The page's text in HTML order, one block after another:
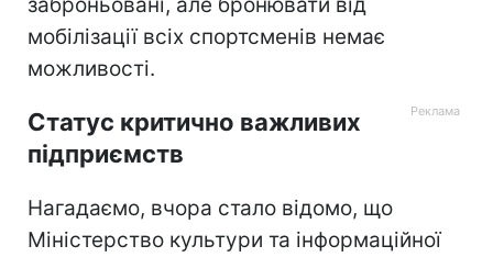
мобілізації всіх спортсменів немає
можливості.
Статус критично важливих
підприємств
Нагадаємо, вчора стало відомо, що
Міністерство культури та інформаційної